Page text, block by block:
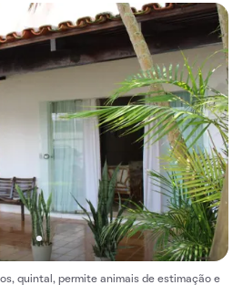
quintal, permite animais de estimação e